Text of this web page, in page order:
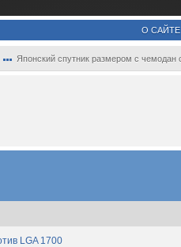
О САЙТЕ
Японский спутник размером с чемодан
LGA 1700